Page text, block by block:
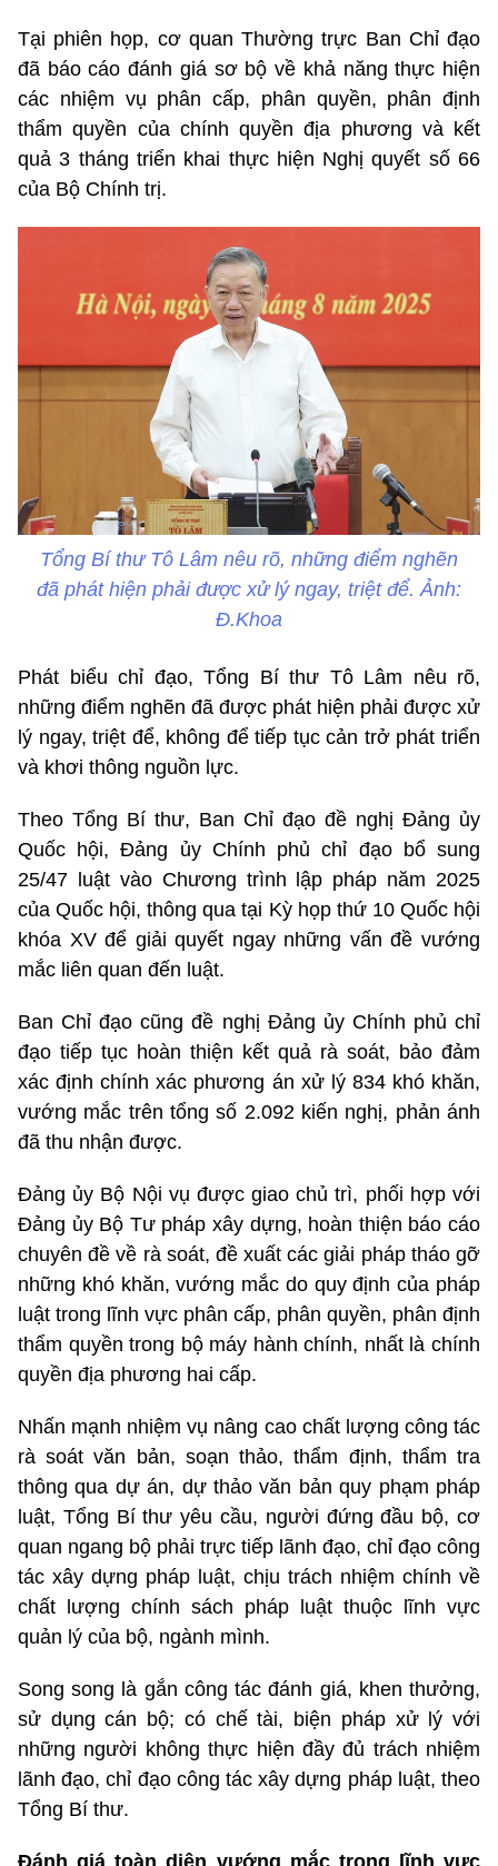
Tại phiên họp, cơ quan Thường trực Ban Chỉ đạo
đã báo cáo đánh giá sơ bộ về khả năng thực hiện
các nhiệm vụ phân cấp, phân quyền, phân định
thẩm quyền của chính quyền địa phương và kết
quả 3 tháng triển khai thực hiện Nghị quyết số 66
của Bộ Chính trị.
Tổng Bí thư Tô Lâm nêu rõ, những điểm nghẽn
đã phát hiện phải được xử lý ngay, triệt để. Ảnh:
Đ.Khoa
Phát biểu chỉ đạo, Tổng Bí thư Tô Lâm nêu rõ,
những điểm nghẽn đã được phát hiện phải được xử
lý ngay, triệt để, không để tiếp tục cản trở phát triển
và khơi thông nguồn lực.
Theo Tổng Bí thư, Ban Chỉ đạo đề nghị Đảng ủy
Quốc hội, Đảng ủy Chính phủ chỉ đạo bổ sung
25/47 luật vào Chương trình lập pháp năm 2025
của Quốc hội, thông qua tại Kỳ họp thứ 10 Quốc hội
khóa XV để giải quyết ngay những vấn đề vướng
mắc liên quan đến luật.
Ban Chỉ đạo cũng đề nghị Đảng ủy Chính phủ chỉ
đạo tiếp tục hoàn thiện kết quả rà soát, bảo đảm
xác định chính xác phương án xử lý 834 khó khăn,
vướng mắc trên tổng số 2.092 kiến nghị, phản ánh
đã thu nhận được.
Đảng ủy Bộ Nội vụ được giao chủ trì, phối hợp với
Đảng ủy Bộ Tư pháp xây dựng, hoàn thiện báo cáo
chuyên đề về rà soát, đề xuất các giải pháp tháo gỡ
những khó khăn, vướng mắc do quy định của pháp
luật trong lĩnh vực phân cấp, phân quyền, phân định
thẩm quyền trong bộ máy hành chính, nhất là chính
quyền địa phương hai cấp.
Nhấn mạnh nhiệm vụ nâng cao chất lượng công tác
rà soát văn bản, soạn thảo, thẩm định, thẩm tra
thông qua dự án, dự thảo văn bản quy phạm pháp
luật, Tổng Bí thư yêu cầu, người đứng đầu bộ, cơ
quan ngang bộ phải trực tiếp lãnh đạo, chỉ đạo công
tác xây dựng pháp luật, chịu trách nhiệm chính về
chất lượng chính sách pháp luật thuộc lĩnh vực
quản lý của bộ, ngành mình.
Song song là gắn công tác đánh giá, khen thưởng,
sử dụng cán bộ; có chế tài, biện pháp xử lý với
những người không thực hiện đầy đủ trách nhiệm
lãnh đạo, chỉ đạo công tác xây dựng pháp luật, theo
Tổng Bí thư.
Đánh giá toàn diện vướng mắc trong lĩnh vực